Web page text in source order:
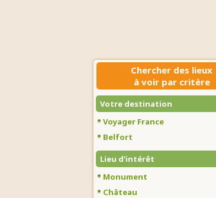
Chercher des lieux
à voir par critère
Votre destination
Voyager France
Belfort
Lieu d'intérêt
Monument
Château